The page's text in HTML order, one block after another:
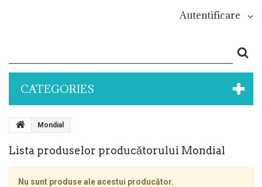
Autentificare
CATEGORIES
Mondial
Lista produselor producătorului Mondial
Nu sunt produse ale acestui producător.